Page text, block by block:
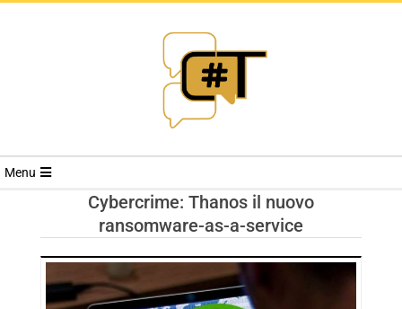
RIVISTA
TRENDS
Menu
Cybercrime: Thanos il nuovo
ransomware-as-a-service